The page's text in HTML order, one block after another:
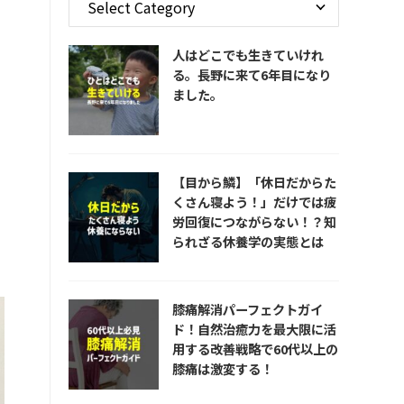
人はどこでも生きていけれ
る。長野に来て6年目になり
ました。
【目から鱗】「休日だからた
くさん寝よう！」だけでは疲
労回復につながらない！？知
られざる休養学の実態とは
膝痛解消パーフェクトガイ
ド！自然治癒力を最大限に活
用する改善戦略で60代以上の
膝痛は激変する！